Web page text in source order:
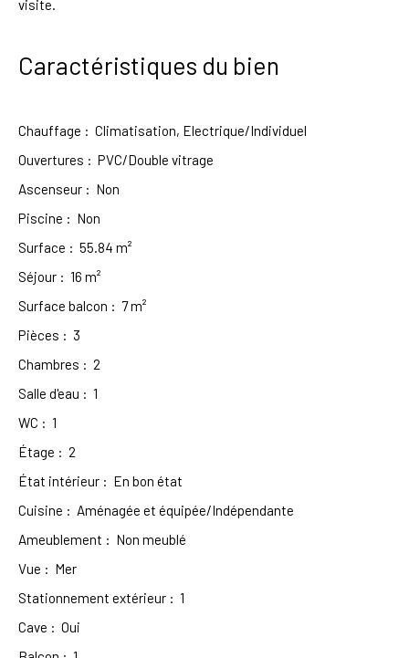
visite.
Caractéristiques du bien
Chauffage : Climatisation, Electrique/Individuel
Ouvertures : PVC/Double vitrage
Ascenseur : Non
Piscine : Non
Surface : 55.84 m²
Séjour : 16 m²
Surface balcon : 7m²
Pièces : 3
Chambres : 2
Salle d'eau : 1
WC : 1
Étage : 2
État intérieur : En bon état
Cuisine : Aménagée et équipée/Indépendante
Ameublement : Non meublé
Vue : Mer
Stationnement extérieur : 1
Cave : Oui